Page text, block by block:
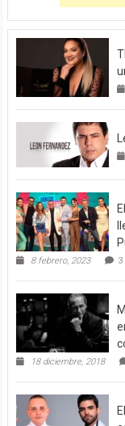
8 febrero, 2023 3
18 diciembre, 2018